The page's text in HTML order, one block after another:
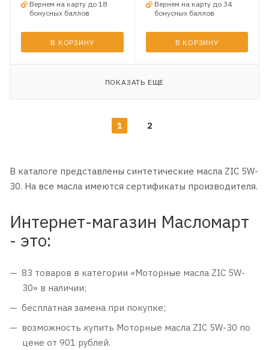
Вернем на карту до 18
бонусных баллов
В КОРЗИНУ
Вернем на карту до 34
бонусных баллов
В КОРЗИНУ
ПОКАЗАТЬ ЕЩЕ
1 2
В каталоге представлены синтетические масла ZIC 5W-
30. На все масла имеются сертификаты производителя.
Интернет-магазин Масломарт
- это:
83 товаров в категории «Моторные масла ZIC 5W-
30» в наличии;
бесплатная замена при покупке;
возможность купить Моторные масла ZIC 5W-30 по
цене от 901 рублей.